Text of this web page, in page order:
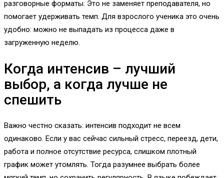
разговорные форматы. Это не заменяет преподавателя, но
помогает удерживать темп. Для взрослого ученика это очень
удобно: можно не выпадать из процесса даже в
загруженную неделю.
Когда интенсив – лучший
выбор, а когда лучше не
спешить
Важно честно сказать: интенсив подходит не всем
одинаково. Если у вас сейчас сильный стресс, переезд, дети,
работа и полное отсутствие ресурса, слишком плотный
график может утомлять. Тогда разумнее выбрать более